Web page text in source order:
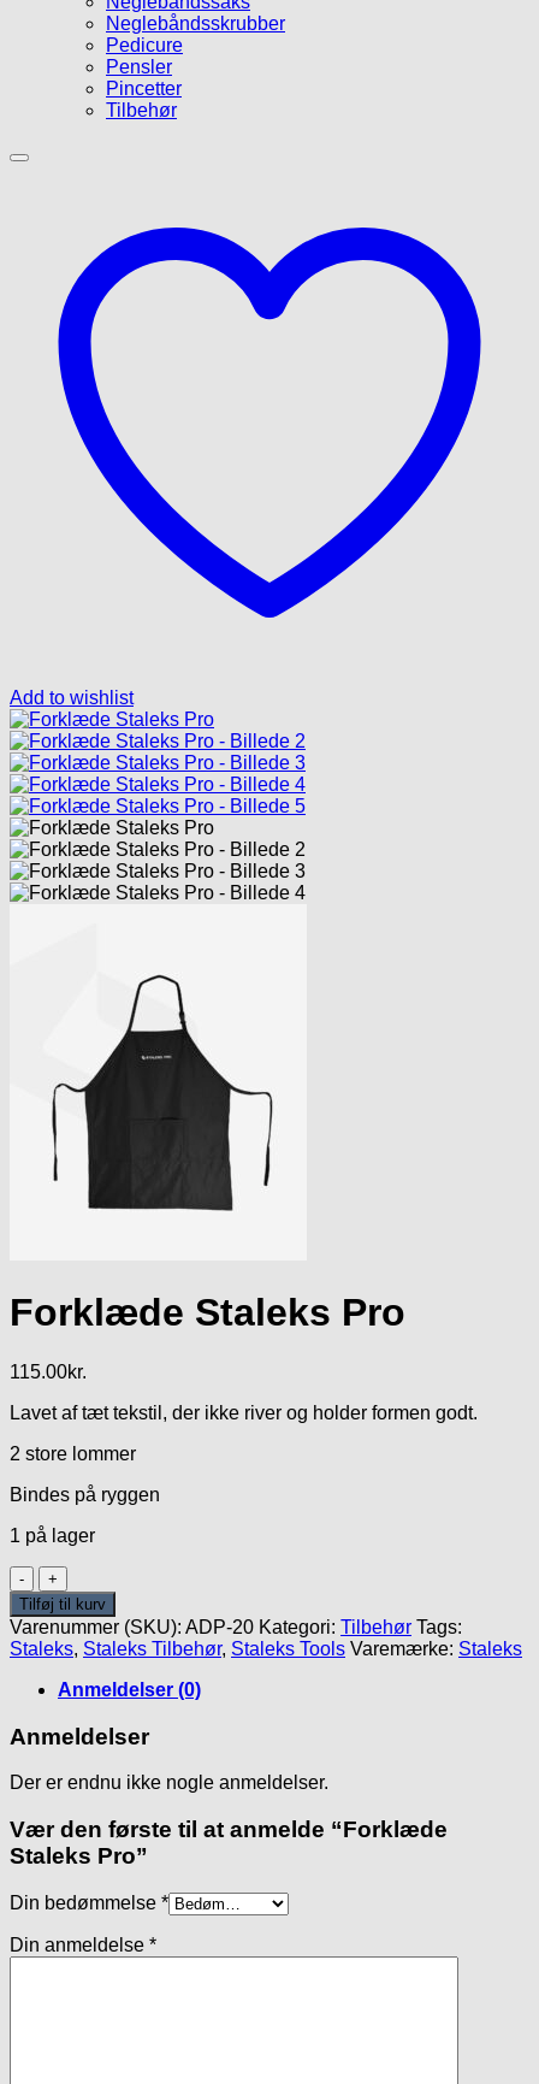
Neglebåndsskrubber
Pedicure
Pensler
Pincetter
Tilbehør
Add to wishlist
Forklæde Staleks Pro
115.00kr.
Lavet af tæt tekstil, der ikke river og holder formen godt.
2 store lommer
Bindes på ryggen
1 på lager
Forklæde
Staleks
Pro
antal
Tilføj til kurv
Varenummer (SKU): ADP-20 Kategori: Tilbehør Tags:
Staleks, Staleks Tilbehør, Staleks Tools Varemærke: Staleks
Anmeldelser (0)
Anmeldelser
Der er endnu ikke nogle anmeldelser.
Vær den første til at anmelde “Forklæde
Staleks Pro”
Din bedømmelse *
Din anmeldelse *